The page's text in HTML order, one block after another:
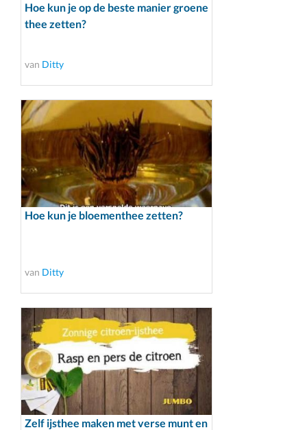
Hoe kun je op de beste manier groene
thee zetten?
van Ditty
Hoe kun je bloementhee zetten?
van Ditty
Zelf ijsthee maken met verse munt en